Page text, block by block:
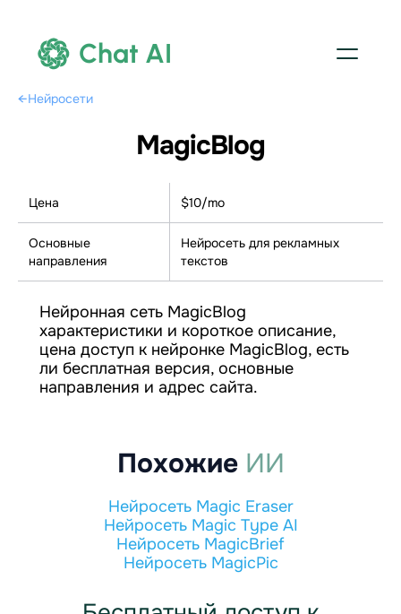
Chat AI
←Нейросети
MagicBlog
Цена $10/mo
Основные
направления
Нейросеть для рекламных
текстов
Нейронная сеть MagicBlog
характеристики и короткое описание,
цена доступ к нейронке MagicBlog, есть
ли бесплатная версия, основные
направления и адрес сайта.
Похожие ИИ
Нейросеть Magic Eraser
Нейросеть Magic Type AI
Нейросеть MagicBrief
Нейросеть MagicPic